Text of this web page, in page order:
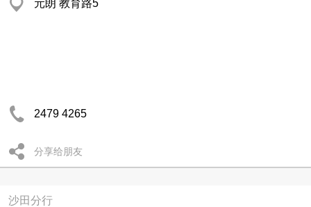
元朗 教育路5
2479 4265
分享给朋友
沙田分行